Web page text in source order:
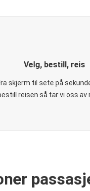
Velg, bestill, reis
skjerm til sete på
reisen så tar vi oss av